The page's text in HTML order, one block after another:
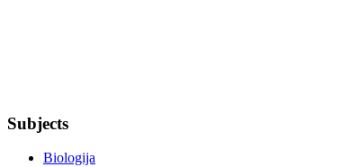
Subjects
Biologija